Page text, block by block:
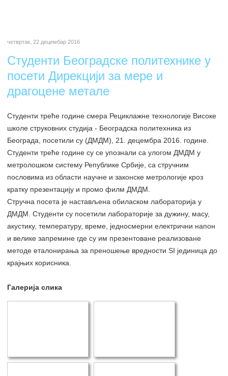
четвртак, 22 децембар 2016
Студенти Београдске политехнике у
посети Дирекцији за мере и
драгоцене метале
Студенти треће године смера Рециклажне технологије Високе
школе струковних студија - Београдска политехника из
Београда, посетили су (ДМДМ), 21. децембра 2016. године.
Студенти треће године су се упознали са улогом ДМДМ у
метролошком систему Републике Србије, са стручним
пословима из области научне и законске метрологије кроз
кратку презентацију и промо филм ДМДМ.
Стручна посета је настављена обиласком лабораторија у
ДМДМ. Студенти су посетили лабораторије за дужину, масу,
акустику, температуру, време, једносмерни електрични напон
и велике запремине где су им презентоване реализоване
методе еталонирања за преношење вредности SI јединица до
крајњих корисника.
Галерија слика